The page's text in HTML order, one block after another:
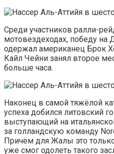
Среди участников ралли-
мотовездеходах, победу на
одержал американец Брок
Кайл Чейни занял второе
больше часа.
Наконец в самой тяжёлой
успеха добился литовский
выступающий на
за голландскую команду
Причём для Жалы это
уже смог одолеть такого